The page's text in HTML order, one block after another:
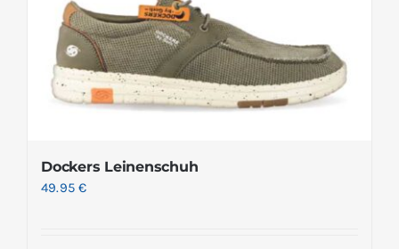
Dockers Leinenschuh
49.95€